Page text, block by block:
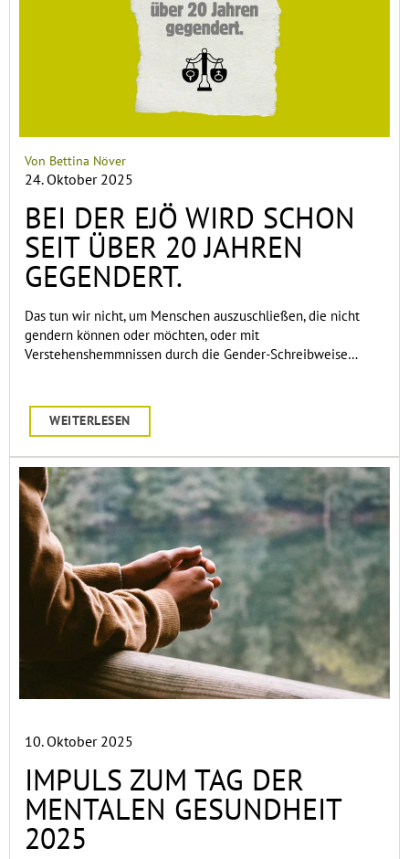
Von Bettina Növer
24. Oktober 2025
BEI DER EJÖ WIRD SCHON
SEIT ÜBER 20 JAHREN
GEGENDERT.
Das tun wir nicht, um Menschen auszuschließen, die nicht
gendern können oder möchten, oder mit
Verstehenshemmnissen durch die Gender-Schreibweise…
WEITERLESEN
10. Oktober 2025
IMPULS ZUM TAG DER
MENTALEN GESUNDHEIT
2025